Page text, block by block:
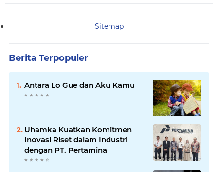
Sitemap
Berita Terpopuler
Antara Lo Gue dan Aku Kamu
Uhamka Kuatkan Komitmen
Inovasi Riset dalam Industri
dengan PT. Pertamina